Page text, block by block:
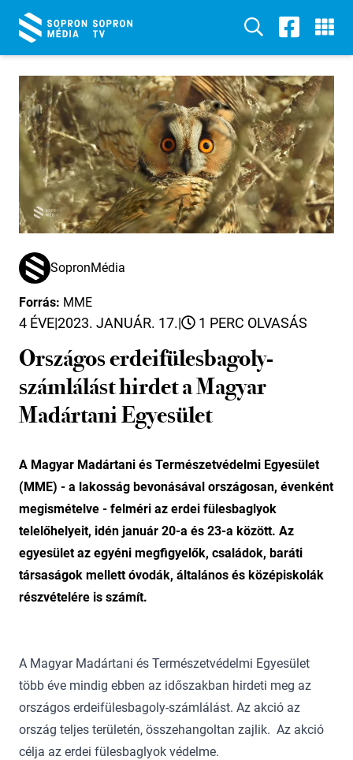
SopronMédia
Forrás: MME
4 ÉVE|2023. JANUÁR. 17.| 1 PERC OLVASÁS
Országos erdeifülesbagoly-
számlálást hirdet a Magyar
Madártani Egyesület
A Magyar Madártani és Természetvédelmi Egyesület
(MME) - a lakosság bevonásával országosan, évenként
megismételve - felméri az erdei fülesbaglyok
telelőhelyeit, idén január 20-a és 23-a között. Az
egyesület az egyéni megfigyelők, családok, baráti
társaságok mellett óvodák, általános és középiskolák
részvételére is számít.
A Magyar Madártani és Természetvédelmi Egyesület
több éve mindig ebben az időszakban hirdeti meg az
országos erdeifülesbagoly-számlálást. Az akció az
ország teljes területén, összehangoltan zajlik. Az akció
célja az erdei fülesbaglyok védelme.